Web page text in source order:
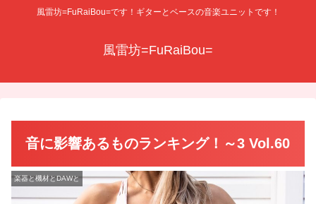
風雷坊=FuRaiBou=です！ギターとベースの音楽ユニットです！
風雷坊=FuRaiBou=
音に影響あるものランキング！～3 Vol.60
楽器と機材とDAWと